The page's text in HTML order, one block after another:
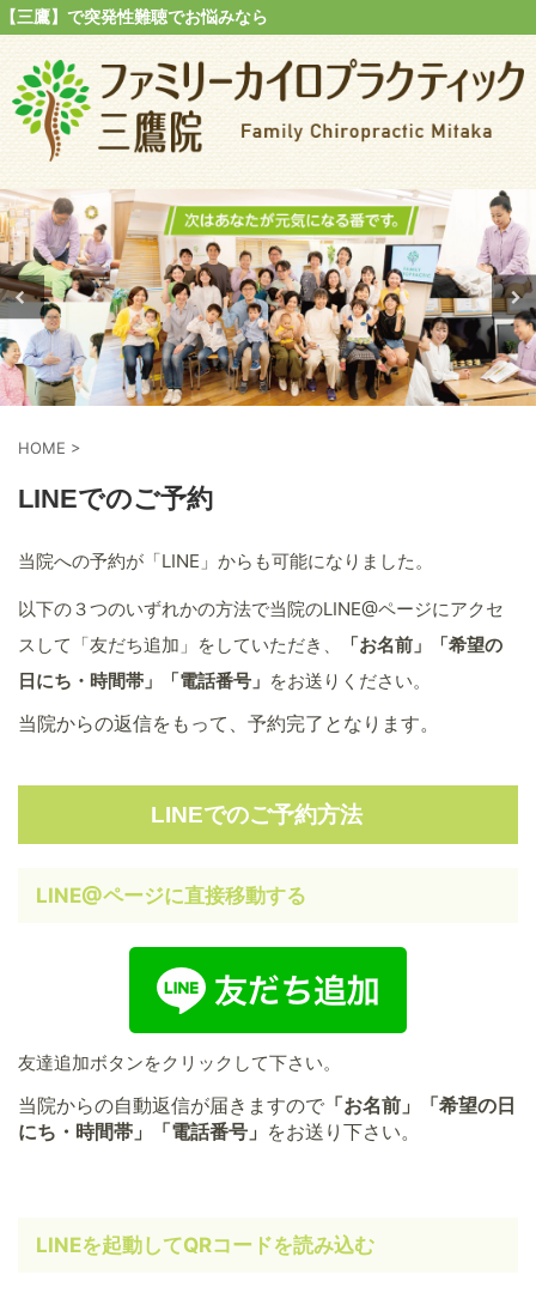
【三鷹】で突発性難聴でお悩みなら
HOME >
LINEでのご予約
当院への予約が「LINE」からも可能になりました。
以下の３つのいずれかの方法で当院のLINE@ページにアクセ
スして「友だち追加」をしていただき、
「お名前」「希望の
日にち・時間帯」「電話番号」 をお送りください。
当院からの返信をもって、予約完了となります。
LINEでのご予約方法
LINE@ページに直接移動する
友達追加ボタンをクリックして下さい。
当院からの自動返信が届きますので 「お名前」「希望の日
にち・時間帯」「電話番号」 をお送り下さい。
LINEを起動してQRコードを読み込む